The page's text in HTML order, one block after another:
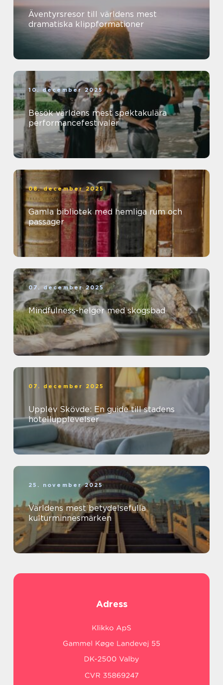
Äventyrsresor till världens mest
dramatiska klippformationer
10. december 2025
Besök världens mest spektakulära
performancefestivaler
08. december 2025
Gamla bibliotek med hemliga rum och
passager
07. december 2025
Mindfulness-helger med skogsbad
07. december 2025
Upplev Skövde: En guide till stadens
hotellupplevelser
25. november 2025
Världens mest betydelsefulla
kulturminnesmärken
Adress